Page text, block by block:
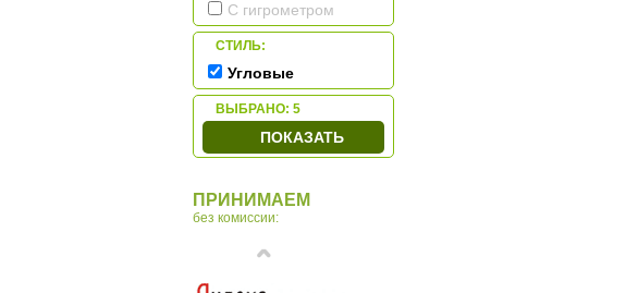
С гигрометром
СТИЛЬ:
Угловые
ВЫБРАНО: 5
ПОКАЗАТЬ
ПРИНИМАЕМ
без комиссии: